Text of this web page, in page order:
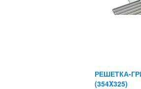
РЕШЕТКА-
(354X325)